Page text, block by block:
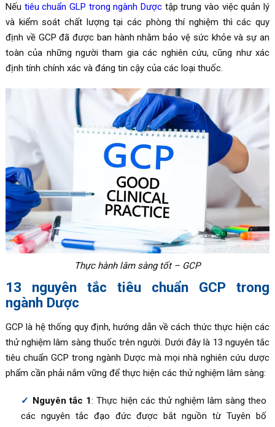
Nếu tiêu chuẩn GLP trong ngành Dược tập trung vào việc quản lý
và kiểm soát chất lượng tại các phòng thí nghiệm thì các quy
định về GCP đã được ban hành nhằm bảo vệ sức khỏe và sự an
toàn của những người tham gia các nghiên cứu, cũng như xác
định tính chính xác và đáng tin cậy của các loại thuốc.
Thực hành lâm sàng tốt – GCP
13 nguyên tắc tiêu chuẩn GCP trong
ngành Dược
GCP là hệ thống quy định, hướng dẫn về cách thức thực hiện các
thử nghiệm lâm sàng thuốc trên người. Dưới đây là 13 nguyên tắc
tiêu chuẩn GCP trong ngành Dược mà mọi nhà nghiên cứu dược
phẩm cần phải nắm vững để thực hiện các thử nghiệm lâm sàng:
Nguyên tắc 1: Thực hiện các thử nghiệm lâm sàng theo
các nguyên tắc đạo đức được bắt nguồn từ Tuyên bố